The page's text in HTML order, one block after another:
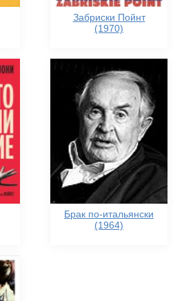
Забриски Пойнт
(1970)
Брак по-итальянски
(1964)